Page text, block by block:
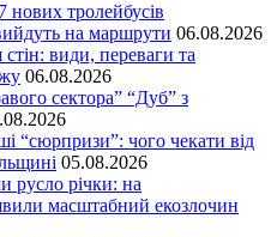
тролейбусів
на маршрути 06.08.2026
види, переваги та
06.08.2026
сектора” “Дуб” з
“сюрпризи”: чого чекати від
05.08.2026
русло річки: на
масштабний екозлочин